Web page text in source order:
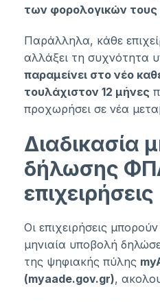
των φορολογικών
Παράλληλα, κάθε
αλλάξει τη συχνότητα
παραμείνει στο νέο
τουλάχιστον 12 μήνες
προχωρήσει σε νέα
Διαδικασία
δήλωσης
επιχειρήσεις
Οι επιχειρήσεις
μηνιαία υποβολή
της ψηφιακής πύλης
(myaade.gov.gr),